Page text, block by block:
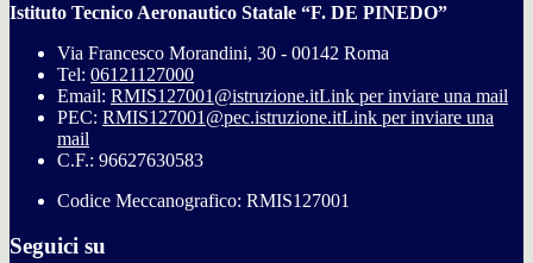
Istituto Tecnico Aeronautico Statale “F. DE PINEDO”
Via Francesco Morandini, 30 - 00142 Roma
Tel: 06121127000
Email: RMIS127001@istruzione.itLink per inviare una mail
PEC: RMIS127001@pec.istruzione.itLink per inviare una
mail
C.F.: 96627630583
Codice Meccanografico: RMIS127001
Seguici su